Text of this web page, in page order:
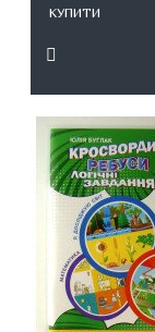
КУПИТИ